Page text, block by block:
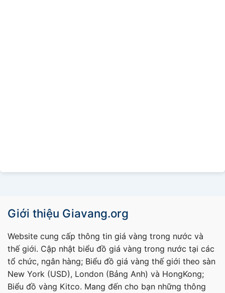
Giới thiệu Giavang.org
Website cung cấp thông tin giá vàng trong nước và
thế giới. Cập nhật biểu đồ giá vàng trong nước tại các
tổ chức, ngân hàng; Biểu đồ giá vàng thế giới theo sàn
New York (USD), London (Bảng Anh) và HongKong;
Biểu đồ vàng Kitco. Mang đến cho bạn những thông